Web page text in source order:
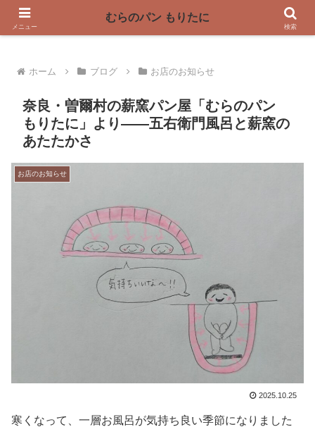
〜奈良県曽爾村の薪窯パン屋〜
ホーム ブログ お店のお知らせ
奈良・曽爾村の薪窯パン屋「むらのパン
もりたに」より——五右衛門風呂と薪窯の
あたたかさ
お店のお知らせ
2025.10.25
寒くなって、一層お風呂が気持ち良い季節になりました
メニュー
むらのパン もりたに
検索